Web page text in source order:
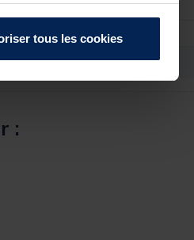
tous les cookies
: